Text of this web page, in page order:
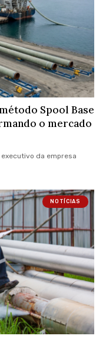
Spool Base
o mercado
da empresa
NOTÍCIAS